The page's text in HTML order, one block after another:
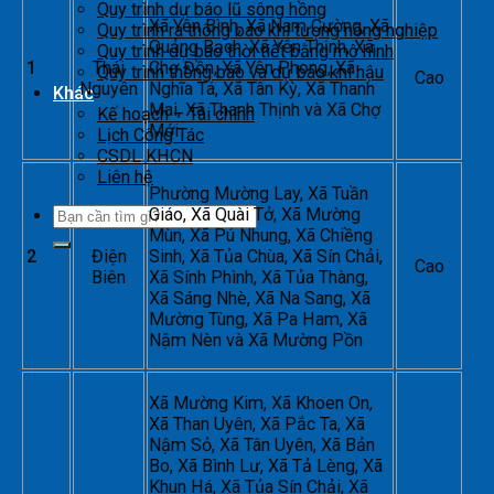
Quy trình dự báo lũ sông hồng
Quy trình ra thông báo khí tượng nông nghiệp
Quy trình dự báo thời tiết bằng mô hình
Quy trình thông báo và dự báo khí hậu
Khác
Kế hoạch – Tài chính
Lịch Công Tác
CSDL KHCN
Liên hệ
1
Thái
Nguyên
Xã Yên Bình, Xã Nam Cường, Xã
Quảng Bạch, Xã Yên Thịnh, Xã
Chợ Đồn, Xã Yên Phong, Xã
Nghĩa Tá, Xã Tân Kỳ, Xã Thanh
Mai, Xã Thanh Thịnh và Xã Chợ
Mới
Cao
2
Điện
Biên
Phường Mường Lay, Xã Tuần
Giáo, Xã Quài Tở, Xã Mường
Mùn, Xã Pú Nhung, Xã Chiềng
Sinh, Xã Tủa Chùa, Xã Sín Chải,
Xã Sính Phình, Xã Tủa Thàng,
Xã Sáng Nhè, Xã Na Sang, Xã
Mường Tùng, Xã Pa Ham, Xã
Nậm Nèn và Xã Mường Pồn
Cao
Xã Mường Kim, Xã Khoen On,
Xã Than Uyên, Xã Pắc Ta, Xã
Nậm Sỏ, Xã Tân Uyên, Xã Bản
Bo, Xã Bình Lư, Xã Tả Lèng, Xã
Khun Há, Xã Tủa Sín Chải, Xã